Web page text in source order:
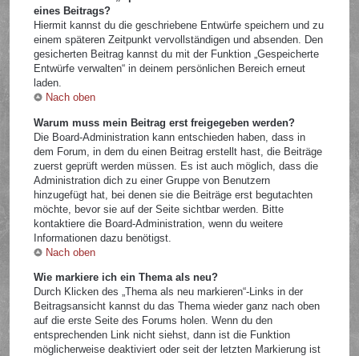
eines Beitrags?
Hiermit kannst du die geschriebene Entwürfe speichern und zu
einem späteren Zeitpunkt vervollständigen und absenden. Den
gesicherten Beitrag kannst du mit der Funktion „Gespeicherte
Entwürfe verwalten“ in deinem persönlichen Bereich erneut
laden.
Nach oben
Warum muss mein Beitrag erst freigegeben werden?
Die Board-Administration kann entschieden haben, dass in
dem Forum, in dem du einen Beitrag erstellt hast, die Beiträge
zuerst geprüft werden müssen. Es ist auch möglich, dass die
Administration dich zu einer Gruppe von Benutzern
hinzugefügt hat, bei denen sie die Beiträge erst begutachten
möchte, bevor sie auf der Seite sichtbar werden. Bitte
kontaktiere die Board-Administration, wenn du weitere
Informationen dazu benötigst.
Nach oben
Wie markiere ich ein Thema als neu?
Durch Klicken des „Thema als neu markieren“-Links in der
Beitragsansicht kannst du das Thema wieder ganz nach oben
auf die erste Seite des Forums holen. Wenn du den
entsprechenden Link nicht siehst, dann ist die Funktion
möglicherweise deaktiviert oder seit der letzten Markierung ist